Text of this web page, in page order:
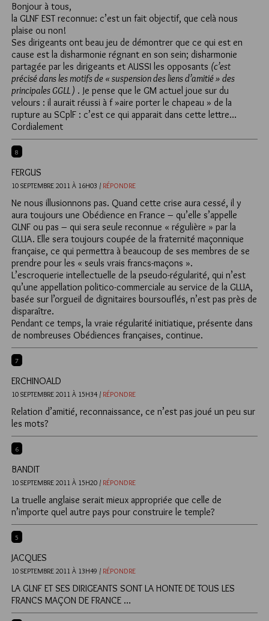
Bonjour à tous,
la GLNF EST reconnue: c’est un fait objectif, que celà nous
plaise ou non!
Ses dirigeants ont beau jeu de démontrer que ce qui est en
cause est la disharmonie régnant en son sein; disharmonie
partagée par les dirigeants et AUSSI les opposants (c’est
précisé dans les motifs de « suspension des liens d’amitié » des
principales GGLL ) . Je pense que le GM actuel joue sur du
velours : il aurait réussi à f »aire porter le chapeau » de la
rupture au SCplF : c’est ce qui apparait dans cette lettre…
Cordialement
8
FERGUS
10 SEPTEMBRE 2011 À 16H03 / RÉPONDRE
Ne nous illusionnons pas. Quand cette crise aura cessé, il y
aura toujours une Obédience en France – qu’elle s’appelle
GLNF ou pas – qui sera seule reconnue « régulière » par la
GLUA. Elle sera toujours coupée de la fraternité maçonnique
française, ce qui permettra à beaucoup de ses membres de se
prendre pour les « seuls vrais francs-maçons ».
L’escroquerie intellectuelle de la pseudo-régularité, qui n’est
qu’une appellation politico-commerciale au service de la GLUA,
basée sur l’orgueil de dignitaires boursouflés, n’est pas près de
disparaître.
Pendant ce temps, la vraie régularité initiatique, présente dans
de nombreuses Obédiences françaises, continue.
7
ERCHINOALD
10 SEPTEMBRE 2011 À 15H34 / RÉPONDRE
Relation d’amitié, reconnaissance, ce n’est pas joué un peu sur
les mots?
6
BANDIT
10 SEPTEMBRE 2011 À 15H20 / RÉPONDRE
La truelle anglaise serait mieux appropriée que celle de
n’importe quel autre pays pour construire le temple?
5
JACQUES
10 SEPTEMBRE 2011 À 13H49 / RÉPONDRE
LA GLNF ET SES DIRIGEANTS SONT LA HONTE DE TOUS LES
FRANCS MAÇON DE FRANCE …